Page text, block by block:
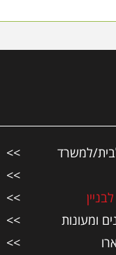
למשרד
ומעונות